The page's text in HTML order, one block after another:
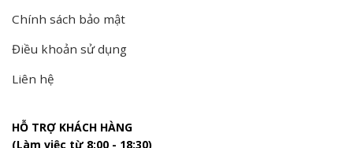
Chính sách bảo mật
Điều khoản sử dụng
Liên hệ
HỖ TRỢ KHÁCH HÀNG
(Làm việc từ 8:00 - 18:30)